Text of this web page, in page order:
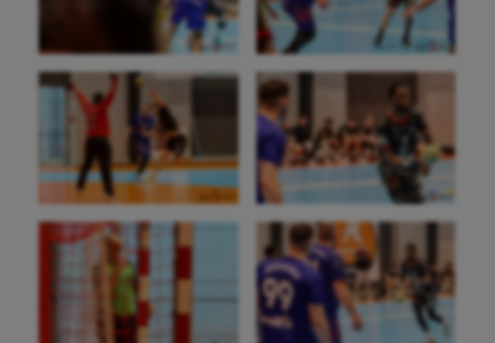
Course à pied
Crossfit
Cyclisme
Danse
Equitation
Escalade
Escrime